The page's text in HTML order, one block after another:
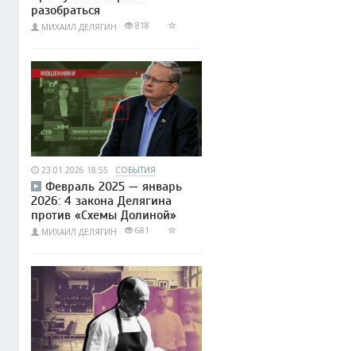
разобраться
МИХАИЛ ДЕЛЯГИН 818
23.01.2026 18:55 СОБЫТИЯ
Февраль 2025 — январь
2026: 4 закона Делягина
против «Схемы Долиной»
МИХАИЛ ДЕЛЯГИН 681